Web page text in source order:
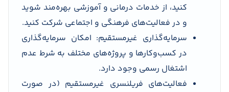
کنید، از خدمات درمانی و آموزشی بهره‌مند شوید
و در فعالیت‌های فرهنگی و اجتماعی شرکت کنید.
سرمایه‌گذاری غیرمستقیم: امکان سرمایه‌گذاری
در کسب‌وکارها و پروژه‌های مختلف به شرط عدم
اشتغال رسمی وجود دارد.
فعالیت‌های فریلنسری غیرمستقیم (در صورت